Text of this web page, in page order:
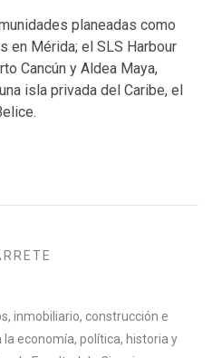
planeadas como
en Mérida; el SLS Harbour
Cancún y Aldea Maya,
isla privada del Caribe, el
inmobiliario, construcción e
economía, política, historia y